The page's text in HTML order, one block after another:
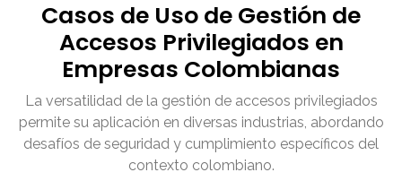
Casos de Uso de Gestión de
Accesos Privilegiados en
Empresas Colombianas
La versatilidad de la gestión de accesos privilegiados
permite su aplicación en diversas industrias, abordando
desafíos de seguridad y cumplimiento específicos del
contexto colombiano.